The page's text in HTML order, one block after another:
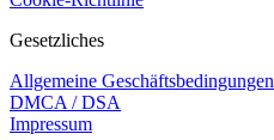
Gesetzliches
Allgemeine Geschäftsbedingungen
DMCA / DSA
Impressum